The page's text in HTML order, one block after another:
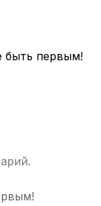
быть первым!